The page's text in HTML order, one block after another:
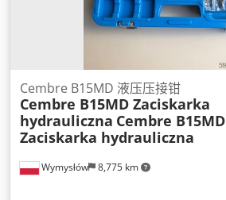
Wymysłów 8,775 km
Cembre B15MD 液压压接钳
Cembre B15MD Zaciskarka
hydrauliczna Cembre B15MD
Zaciskarka hydrauliczna